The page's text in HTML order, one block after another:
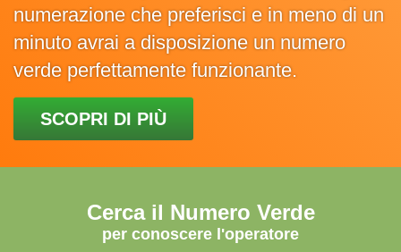
numerazione che preferisci e in meno di un
minuto avrai a disposizione un numero
verde perfettamente funzionante.
SCOPRI DI PIÙ
Cerca il Numero Verde
per conoscere l'operatore